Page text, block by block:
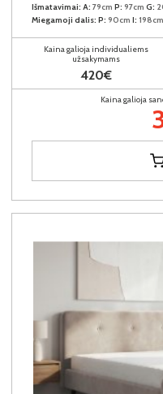
Išmatavimai: A: 79cm P: 97cm G:
Miegamoji dalis: P: 90cm I: 198cm
Kaina galioja individualiems
užsakymams
420€
Kaina galioja